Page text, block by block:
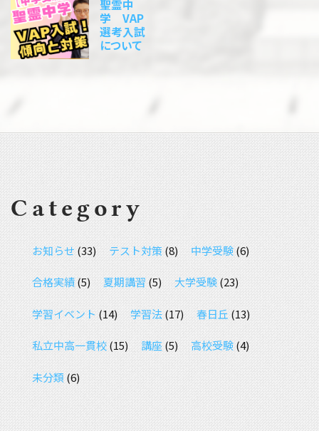
聖霊中
学 VAP
選考入試
について
Category
お知らせ (33) テスト対策 (8) 中学受験(6)
合格実績(5) 夏期講習 (5) 大学受験(23)
学習イベント (14) 学習法(17) 春日丘(13)
私立中高一貫校(15) 講座(5) 高校受験(4)
未分類 (6)